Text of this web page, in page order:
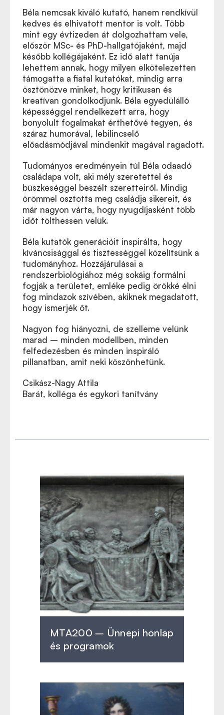
Béla nemcsak kiváló kutató, hanem rendkívül
kedves és elhivatott mentor is volt. Több
mint egy évtizeden át dolgozhattam vele,
először MSc- és PhD-hallgatójaként, majd
később kollégájaként. Ez idő alatt tanúja
lehettem annak, hogy milyen elkötelezetten
támogatta a fiatal kutatókat, mindig arra
ösztönözve minket, hogy kritikusan és
kreatívan gondolkodjunk. Béla egyedülálló
képességgel rendelkezett arra, hogy
bonyolult fogalmakat érthetővé tegyen, és
száraz humorával, lebilincselő
előadásmódjával mindenkit magával ragadott.
Tudományos eredményein túl Béla odaadó
családapa volt, aki mély szeretettel és
büszkeséggel beszélt szeretteiről. Mindig
örömmel osztotta meg családja sikereit, és
már nagyon várta, hogy nyugdíjasként több
időt tölthessen velük.
Béla kutatók generációit inspirálta, hogy
kíváncsisággal és tisztességgel közelítsünk a
tudományhoz. Hozzájárulásai a
rendszerbiológiához még sokáig formálni
fogják a területet, emléke pedig örökké élni
fog mindazok szívében, akiknek megadatott,
hogy ismerjék őt.
Nagyon fog hiányozni, de szelleme velünk
marad – minden modellben, minden
felfedezésben és minden inspiráló
pillanatban, amit neki köszönhetünk.
Csikász-Nagy Attila
Barát, kolléga és egykori tanítvány
MTA200 – Ünnepi honlap
és programok